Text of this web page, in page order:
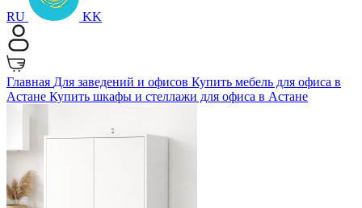
RU KK
Главная Для заведений и офисов Купить мебель для офиса в
Астане Купить шкафы и стеллажи для офиса в Астане